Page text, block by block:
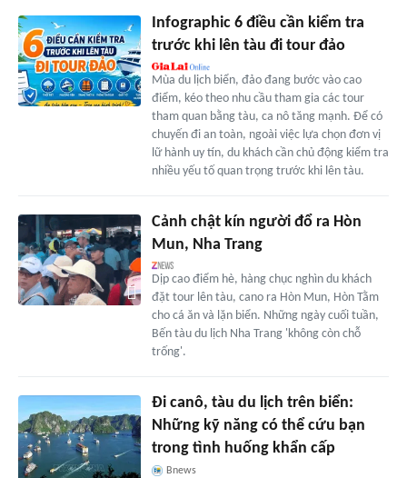
Infographic 6 điều cần kiểm tra
trước khi lên tàu đi tour đảo
Mùa du lịch biển, đảo đang bước vào cao
điểm, kéo theo nhu cầu tham gia các tour
tham quan bằng tàu, ca nô tăng mạnh. Để có
chuyến đi an toàn, ngoài việc lựa chọn đơn vị
lữ hành uy tín, du khách cần chủ động kiểm tra
nhiều yếu tố quan trọng trước khi lên tàu.
Cảnh chật kín người đổ ra Hòn
Mun, Nha Trang
Dịp cao điểm hè, hàng chục nghìn du khách
đặt tour lên tàu, cano ra Hòn Mun, Hòn Tằm
cho cá ăn và lặn biển. Những ngày cuối tuần,
Bến tàu du lịch Nha Trang 'không còn chỗ
trống'.
Đi canô, tàu du lịch trên biển:
Những kỹ năng có thể cứu bạn
trong tình huống khẩn cấp
Bnews